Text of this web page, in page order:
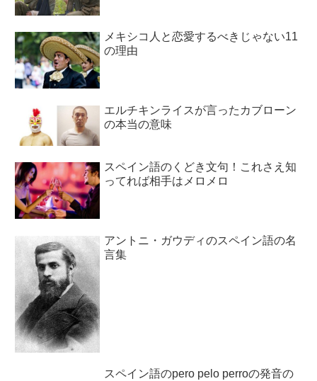
メキシコ人と恋愛するべきじゃない11
の理由
エルチキンライスが言ったカブローン
の本当の意味
スペイン語のくどき文句！これさえ知
ってれば相手はメロメロ
アントニ・ガウディのスペイン語の名
言集
スペイン語のpero pelo perroの発音の